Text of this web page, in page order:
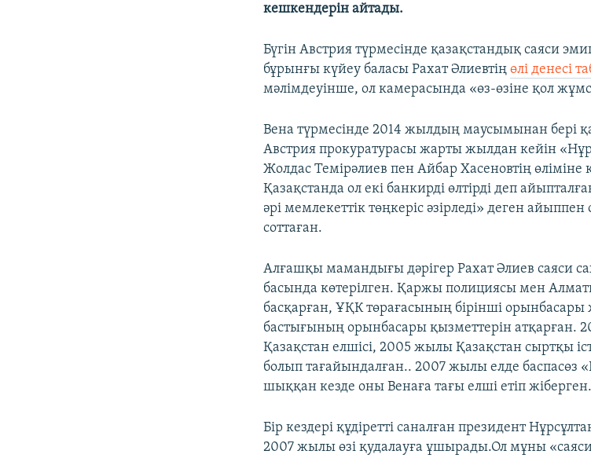
кешкендерін айтады.
Бүгін Австрия түрмесінде қазақстандық саяси
бұрынғы күйеу баласы Рахат Әлиевтіңөлі денесі
мәлімдеуінше, ол камерасында «өз-өзіне қол
Вена түрмесінде 2014 жылдың маусымынан бері
Австрия прокуратурасы жарты жылдан кейін
Жолдас Темірәлиев пен Айбар Хасеновтің
Қазақстанда ол екі банкирді өлтірді деп
әрі мемлекеттік төңкеріс әзірледі» деген
соттаған.
Алғашқы мамандығы дәрігер Рахат Әлиев саяси
басында көтерілген. Қаржы полициясы мен
басқарған, ҰҚК төрағасының бірінші орынбасары
бастығының орынбасары қызметтерін атқарған.
Қазақстан елшісі, 2005 жылы Қазақстан сыртқы
болып тағайындалған.. 2007 жылы елде баспасөз
шыққан кезде оны Венаға тағы елші етіп жіберген.
Бір кездері құдіретті саналған президент
2007 жылы өзі қудалауға ұшырады.Ол мұны